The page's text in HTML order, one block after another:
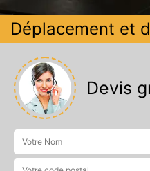
Déplacement et
Devis